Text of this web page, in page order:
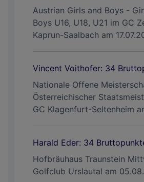
Austrian Girls and Boys -
Boys U16, U18, U21 im GC
Kaprun-Saalbach am
Vincent Voithofer: 34
Nationale Offene
Österreichischer
GC Klagenfurt-Seltenheim
Harald Eder: 34
Hofbräuhaus Traunstein
Golfclub Urslautal am